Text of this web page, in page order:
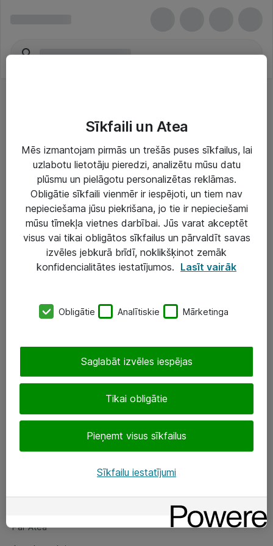
Risinājumi & Pakalpojumi
IT serviss un atbalsts
IT infrastruktūra
Darba vietu IT risinājumi
Serveri un datu centri
SIA „ATEA”
eShop@atea.lv
Sekojiet mums
Par Atea
Par Atea
Sīkfaili un Atea
Mēs izmantojam pirmās un trešās puses sīkfailus, lai
uzlabotu lietotāju pieredzi, analizētu mūsu datu
plūsmu un pielāgotu personalizētas reklāmas.
Obligātie sīkfaili vienmēr ir iespējoti, un tiem nav
nepieciešama jūsu piekrišana, jo tie ir nepieciešami
mūsu tīmekļa vietnes darbībai. Jūs varat akceptēt
visus vai tikai obligātos sīkfailus un pārvaldīt savas
izvēles jebkurā brīdī, noklikšķinot zemāk
konfidencialitātes iestatījumos. Lasīt vairāk
Obligātie Analītiskie Mārketinga
Tikai obligātie
Pieņemt visus sīkfailus
Saglabāt izvēles iespējas
Sīkfailu iestatījumi